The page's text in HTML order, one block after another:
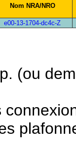
Nom NRA/NRO
e00-13-1704-dc4c-Z
(ou